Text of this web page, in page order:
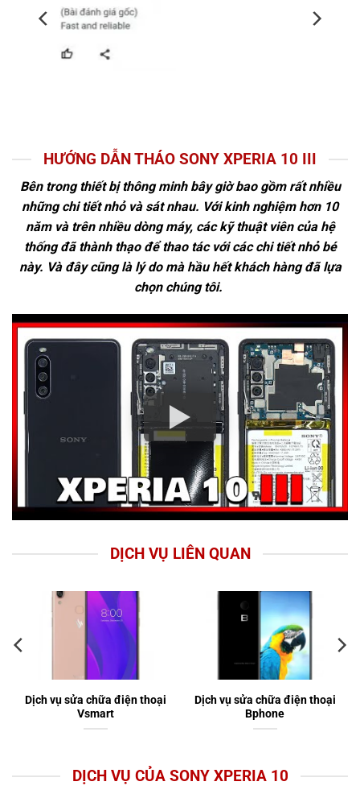
HƯỚNG DẪN THÁO SONY XPERIA 10 III
Bên trong thiết bị thông minh bây giờ bao gồm rất nhiều
những chi tiết nhỏ và sát nhau. Với kinh nghiệm hơn 10
năm và trên nhiều dòng máy, các kỹ thuật viên của hệ
thống đã thành thạo để thao tác với các chi tiết nhỏ bé
này. Và đây cũng là lý do mà hầu hết khách hàng đã lựa
chọn chúng tôi.
DỊCH VỤ LIÊN QUAN
Dịch vụ sửa chữa điện thoại
Vsmart
Dịch vụ sửa chữa điện thoại
Bphone
DỊCH VỤ CỦA SONY XPERIA 10